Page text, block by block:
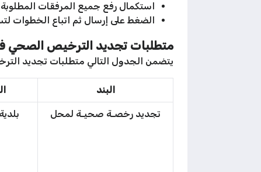
استكمال رفع جميع المرفقات
الضغط على إرسال ثم اتباع الخطوات
متطلبات تجديد الترخيص الصحي
يتضمن الجدول التالي متطلبات تجديد
البند
تجديد رخصـة صحيـة لمحل